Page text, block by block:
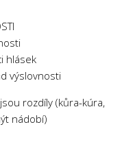
hlásek
výslovnosti
rozdíly (kůra-kúra,
nádobí)